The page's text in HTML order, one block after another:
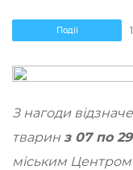
Події
З нагоди
тварин з 07 по
міським Центром